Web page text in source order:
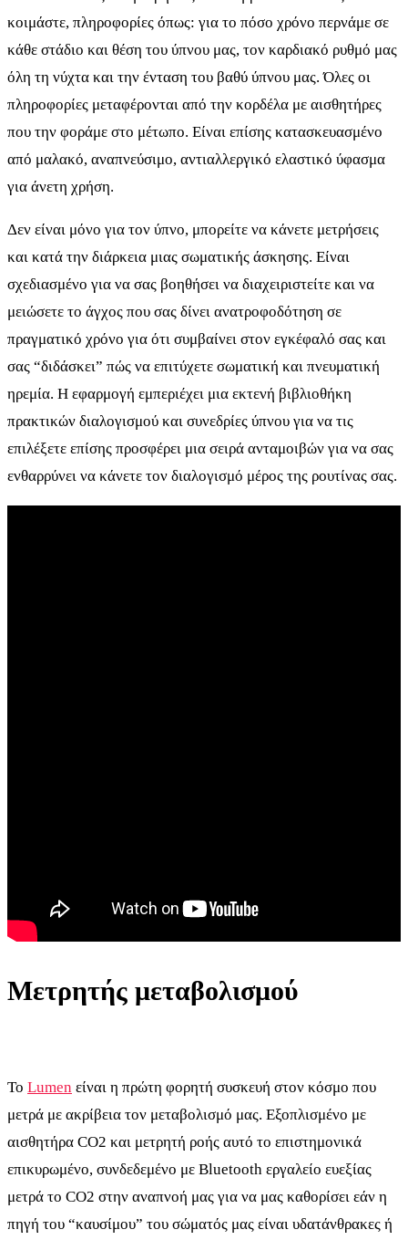
κοιμάστε, πληροφορίες όπως: για το πόσο χρόνο περνάμε σε
κάθε στάδιο και θέση του ύπνου μας, τον καρδιακό ρυθμό μας
όλη τη νύχτα και την ένταση του βαθύ ύπνου μας. Όλες οι
πληροφορίες μεταφέρονται από την κορδέλα με αισθητήρες
που την φοράμε στο μέτωπο. Είναι επίσης κατασκευασμένο
από μαλακό, αναπνεύσιμο, αντιαλλεργικό ελαστικό ύφασμα
για άνετη χρήση.
Δεν είναι μόνο για τον ύπνο, μπορείτε να κάνετε μετρήσεις
και κατά την διάρκεια μιας σωματικής άσκησης. Είναι
σχεδιασμένο για να σας βοηθήσει να διαχειριστείτε και να
μειώσετε το άγχος που σας δίνει ανατροφοδότηση σε
πραγματικό χρόνο για ότι συμβαίνει στον εγκέφαλό σας και
σας “διδάσκει” πώς να επιτύχετε σωματική και πνευματική
ηρεμία. Η εφαρμογή εμπεριέχει μια εκτενή βιβλιοθήκη
πρακτικών διαλογισμού και συνεδρίες ύπνου για να τις
επιλέξετε επίσης προσφέρει μια σειρά ανταμοιβών για να σας
ενθαρρύνει να κάνετε τον διαλογισμό μέρος της ρουτίνας σας.
Μετρητής μεταβολισμού
Το Lumen είναι η πρώτη φορητή συσκευή στον κόσμο που
μετρά με ακρίβεια τον μεταβολισμό μας. Εξοπλισμένο με
αισθητήρα CO2 και μετρητή ροής αυτό το επιστημονικά
επικυρωμένο, συνδεδεμένο με Bluetooth εργαλείο ευεξίας
μετρά το CO2 στην αναπνοή μας για να μας καθορίσει εάν η
πηγή του “καυσίμου” του σώματός μας είναι υδατάνθρακες ή